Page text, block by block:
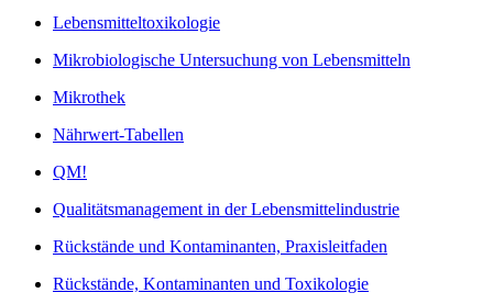
Lebensmitteltoxikologie
Mikrobiologische Untersuchung von Lebensmitteln
Mikrothek
Nährwert-Tabellen
QM!
Qualitätsmanagement in der Lebensmittelindustrie
Rückstände und Kontaminanten, Praxisleitfaden
Rückstände, Kontaminanten und Toxikologie